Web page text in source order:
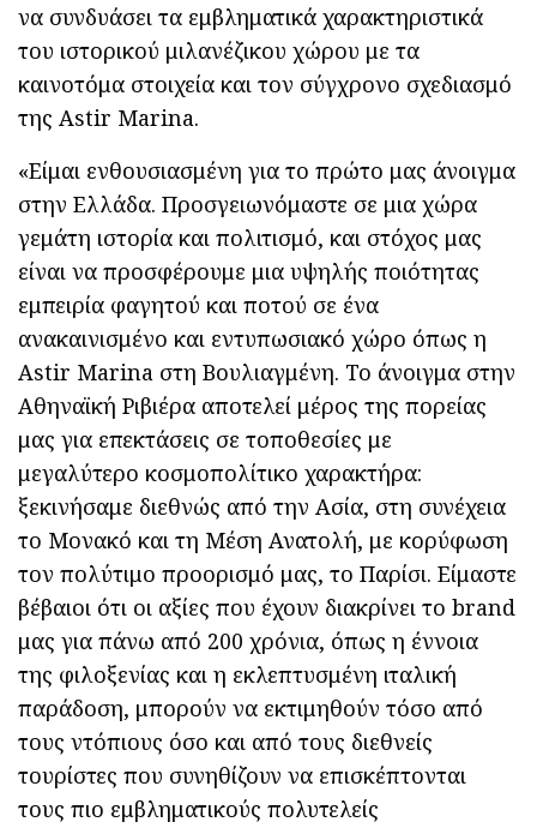
να συνδυάσει τα εμβληματικά χαρακτηριστικά
του ιστορικού μιλανέζικου χώρου με τα
καινοτόμα στοιχεία και τον σύγχρονο σχεδιασμό
της Astir Marina.
«Είμαι ενθουσιασμένη για το πρώτο μας άνοιγμα
στην Ελλάδα. Προσγειωνόμαστε σε μια χώρα
γεμάτη ιστορία και πολιτισμό, και στόχος μας
είναι να προσφέρουμε μια υψηλής ποιότητας
εμπειρία φαγητού και ποτού σε ένα
ανακαινισμένο και εντυπωσιακό χώρο όπως η
Astir Marina στη Βουλιαγμένη. Το άνοιγμα στην
Αθηναϊκή Ριβιέρα αποτελεί μέρος της πορείας
μας για επεκτάσεις σε τοποθεσίες με
μεγαλύτερο κοσμοπολίτικο χαρακτήρα:
ξεκινήσαμε διεθνώς από την Ασία, στη συνέχεια
το Μονακό και τη Μέση Ανατολή, με κορύφωση
τον πολύτιμο προορισμό μας, το Παρίσι. Είμαστε
βέβαιοι ότι οι αξίες που έχουν διακρίνει το brand
μας για πάνω από 200 χρόνια, όπως η έννοια
της φιλοξενίας και η εκλεπτυσμένη ιταλική
παράδοση, μπορούν να εκτιμηθούν τόσο από
τους ντόπιους όσο και από τους διεθνείς
τουρίστες που συνηθίζουν να επισκέπτονται
τους πιο εμβληματικούς πολυτελείς